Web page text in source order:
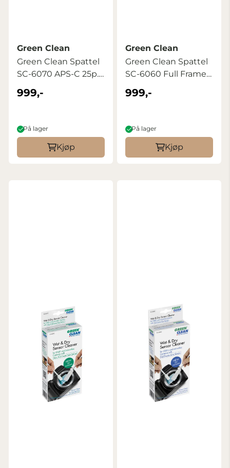
Green Clean
Green Clean Spattel
SC-6070 APS-C 25p.
Bulk
999,-
På lager
Kjøp
Green Clean
Green Clean Spattel
SC-6060 Full Frame
25p. Bulk
999,-
På lager
Kjøp